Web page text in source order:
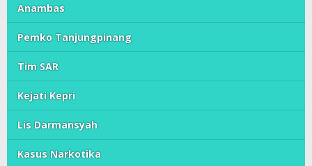
Anambas
Pemko Tanjungpinang
Tim SAR
Kejati Kepri
Lis Darmansyah
Kasus Narkotika